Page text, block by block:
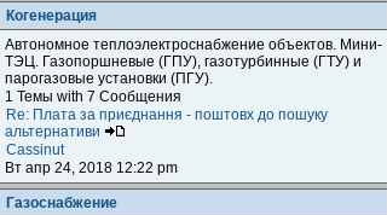
Когенерация
Автономное теплоэлектроснабжение объектов. Мини-
ТЭЦ. Газопоршневые (ГПУ), газотурбинные (ГТУ) и
парогазовые установки (ПГУ).
1 Темы with 7 Сообщения
Re: Плата за приєднання - поштовх до пошуку
альтернативи
Cassinut
Вт апр 24, 2018 12:22 pm
Газоснабжение